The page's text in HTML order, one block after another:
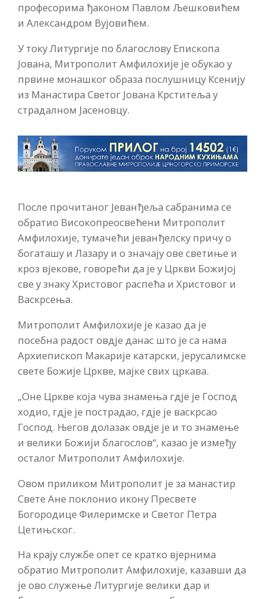
професорима ђаконом Павлом Љешковићем
и Александром Вујовићем.
У току Литургије по благослову Епископа
Јована, Митрополит Амфилохије је обукао у
првине монашког образа послушницу Ксенију
из Манастира Светог Јована Крститеља у
страдалном Јасеновцу.
После прочитаног Јеванђеља сабранима се
обратио Високопреосвећени Митрополит
Амфилохије, тумачећи јеванђелску причу о
богаташу и Лазару и о значају ове светиње и
кроз вјекове, говорећи да је у Цркви Божијој
све у знаку Христовог распећа и Христовог и
Васкрсења.
Митрополит Амфилохије је казао да је
посебна радост овдје данас што је са нама
Архиепископ Макарије катарски, јерусалимске
свете Божије Цркве, мајке свих цркава.
„Оне Цркве која чува знамења гдје је Господ
ходио, гдје је пострадао, гдје је васкрсао
Господ. Његов долазак овдје је и то знамење
и велики Божији благослов“, казао је између
осталог Митрополит Амфилохије.
Овом приликом Митрополит је за манастир
Свете Ане поклонио икону Пресвете
Богородице Филеримске и Светог Петра
Цетињског.
На крају службе опет се кратко вјернима
обратио Митрополит Амфилохије, казавши да
је ово служење Литургије велики дар и